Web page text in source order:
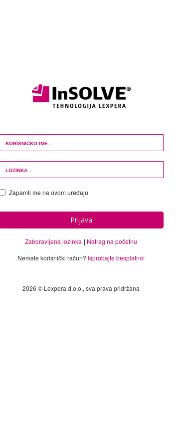
Login Form
Zapamti me na ovom uređaju
Prijava
Zaboravljena lozinka
Natrag na početnu
Nemate korisnički račun? Isprobajte besplatno!
2026 © Lexpera d.o.o., sva prava pridržana